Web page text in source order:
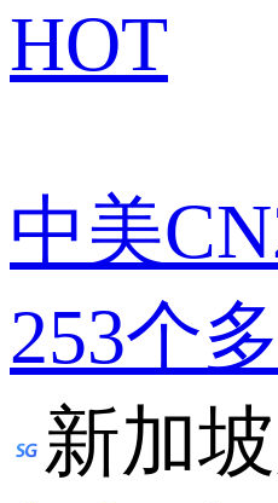
HOT
中美
253个
新加